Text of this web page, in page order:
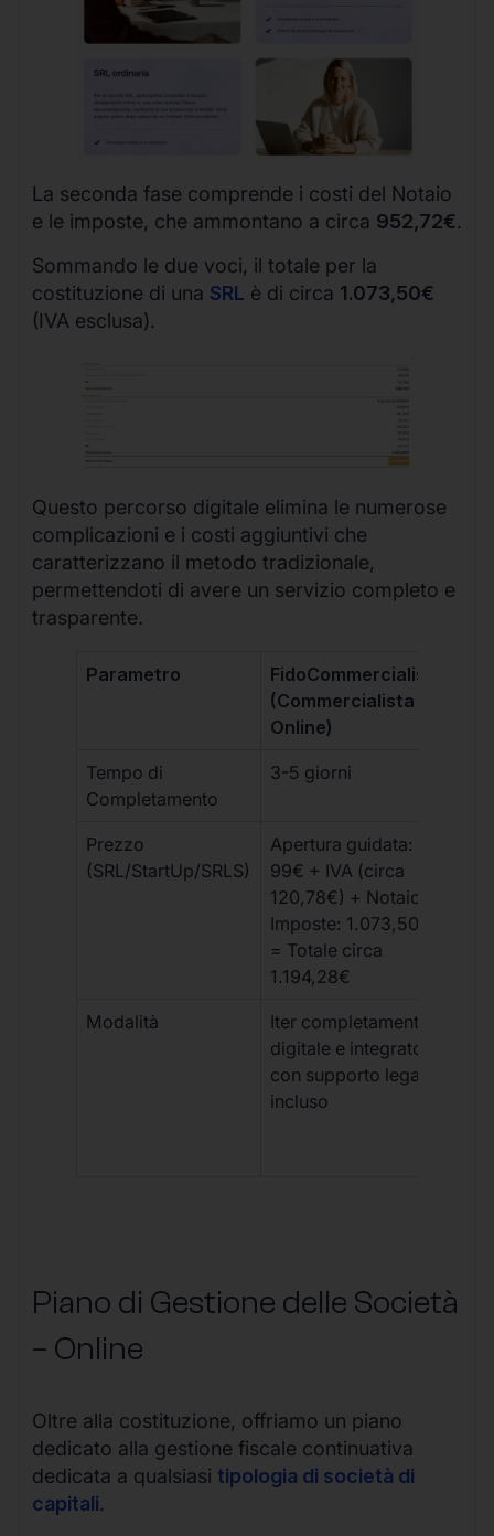
La seconda fase comprende i costi del Notaio
e le imposte, che ammontano a circa 952,72€.
Sommando le due voci, il totale per la
costituzione di una SRL è di circa 1.073,50€
(IVA esclusa).
Questo percorso digitale elimina le numerose
complicazioni e i costi aggiuntivi che
caratterizzano il metodo tradizionale,
permettendoti di avere un servizio completo e
trasparente.
Parametro
FidoCommercialista
(Commercialista
Online)
Tempo di
Completamento
3-5 giorni
Prezzo
(SRL/StartUp/SRLS)
Apertura guidata:
99€ + IVA (circa
120,78€) + Notaio e
Imposte: 1.073,50€
= Totale circa
1.194,28€
Modalità
Iter completamente
digitale e integrato,
con supporto legale
incluso
Piano di Gestione delle Società
– Online
Oltre alla costituzione, offriamo un piano
dedicato alla gestione fiscale continuativa
dedicata a qualsiasi tipologia di società di
capitali.